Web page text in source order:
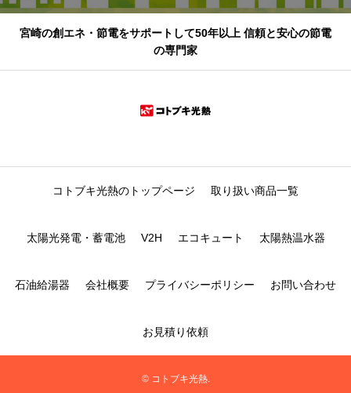
宮崎の創エネ・節電をサポートして50年以上 信頼と安心の節電
の専門家
コトブキ光熱のトップページ 取り扱い商品一覧
太陽光発電・蓄電池 V2H エコキュート 太陽熱温水器
石油給湯器 会社概要 プライバシーポリシー お問い合わせ
お見積り依頼
© コトブキ光熱.